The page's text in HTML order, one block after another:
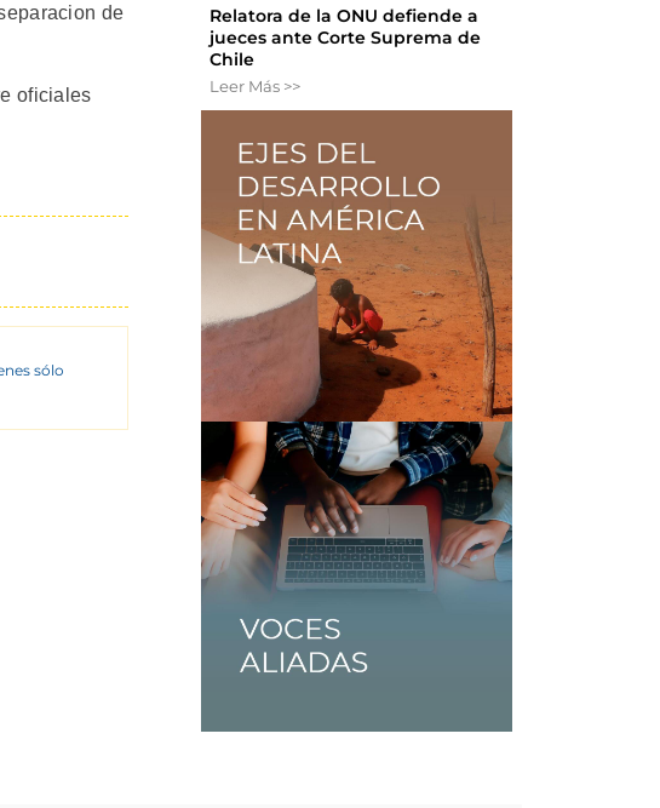
de
oficiales
sólo
Relatora de la ONU defiende a
jueces ante Corte Suprema de
Chile
Leer Más >>